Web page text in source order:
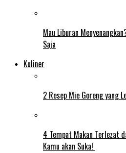
Mau Liburan
Saja
Kuliner
2 Resep Mie Goreng yang
4 Tempat Makan Terlezat
Kamu akan Suka!